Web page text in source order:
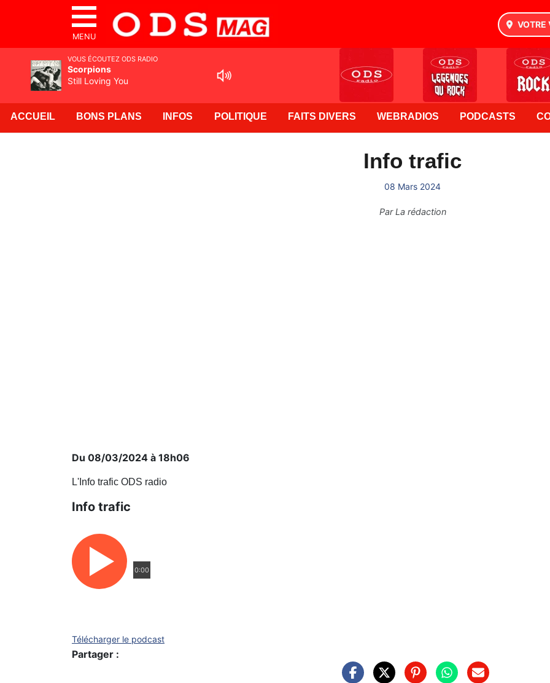
MENU
VOTRE
ACCUEIL BONS PLANS INFOS POLITIQUE FAITS DIVERS WEBRADIOS PODCASTS
Info trafic
08 Mars 2024
ParLa rédaction
Du 08/03/2024 à 18h06
L'Info trafic ODS radio
Info trafic
0:00
Télécharger le podcast
Partager :
VOUS ÉCOUTEZ ODS RADIO
Scorpions
Still Loving You